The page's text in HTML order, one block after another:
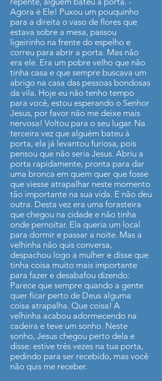
Agora é Ele! Puxou um pouquinho
para a direita o vaso de flores que
estava sobre a mesa, passou
ligeirinho na frente do espelho e
correu para abrir a porta. Mas não
era ele. Era um pobre velho que não
tinha casa e que sempre buscava um
abrigo na casa das pessoas bondosas
da vila. Hoje eu não tenho tempo
para você, estou esperando o Senhor
Jesus, por favor não me deixe mais
nervosa! Voltou para o seu lugar. Na
terceira vez que alguém bateu à
porta, ela já levantou furiosa, pois
pensou que não seria Jesus. Abriu a
porta rapidamente, pronta para dar
uma bronca em quem quer que fosse
que viesse atrapalhar neste momento
tão importante na sua vida. E não deu
outra. Desta vez era uma forasteira
que chegou na cidade e não tinha
onde pernoitar. Ela queria um local
para dormir e passar a noite. Mas a
velhinha não quis conversa,
despachou logo a mulher e disse que
tinha coisa muito mais importante
para fazer e desabafou dizendo:
Parece que sempre quando a gente
quer ficar perto de Deus alguma
coisa atrapalha. Que coisa! A
velhinha acabou adormecendo na
cadeira e teve um sonho. Neste
sonho, Jesus chegou perto dela e
disse: estive três vezes na tua porta,
pedindo para ser recebido, mas você
não quis me receber.